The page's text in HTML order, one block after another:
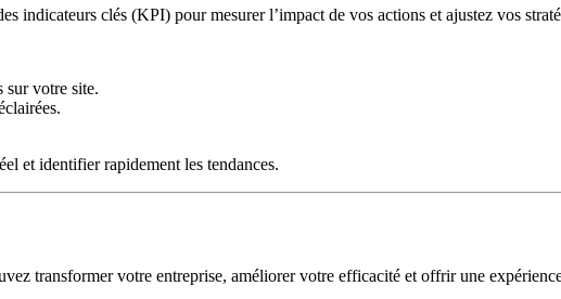
indicateurs clés (KPI) pour mesurer l’impact de vos actions et ajustez vos
sur votre site.
et identifier rapidement les tendances.
transformer votre entreprise, améliorer votre efficacité et offrir une